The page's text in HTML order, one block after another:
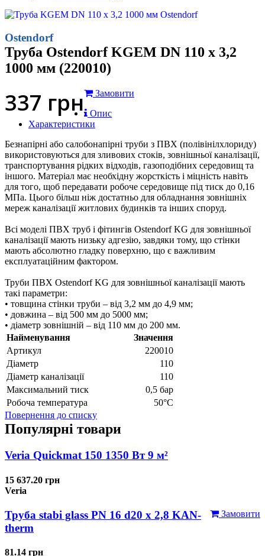
Ostendorf
Труба Ostendorf KGEM DN 110 x 3,2
1000 мм (220010)
337 грн
Замовити
Опис
Характеристики
Безнапірні або салобонапірні труби з ПВХ (полівінілхлориду)
використовуються для зливових стоків, зовнішньої каналізації,
транспортування рідких відходів, газоподібних середовищ та
іншого. Матеріал має необхідну жорсткість і міцність навіть
для того, щоб передавати робоче середовище під тиск до 0,16
МПа. Цього більш ніж достатньо для обладнання зовнішніх
мереж каналізації житлових будинків та інших споруд.
Всі моделі ПВХ труб і фітингів Ostendorf KG для зовнішньої
каналізації мають низьку адгезію, завдяки тому, що стінки
мають абсолютно гладку поверхню, що є важливим
експлуатаційним фактором.
Труби ПВХ Ostendorf KG для зовнішньої каналізації мають
такі параметри:
• товщина стінки труби – від 3,2 мм до 4,9 мм;
• довжина – від 500 мм до 5000 мм;
• діаметр зовнішній – від 110 мм до 200 мм.
Найменування
Значення
Артикул
220010
Діаметр
110
Діаметр каналізації
110
Максимальний тиск
0,5 бар
Робоча температура
50°С
Повернення до списку
Популярні товари
Veria Quickmat 150 1350 Вт 9 м²
15 637.20 грн
Veria
Замовити
Труба stabi glass PN 16 d20 х 2,8 KAN-
therm
81.14 грн